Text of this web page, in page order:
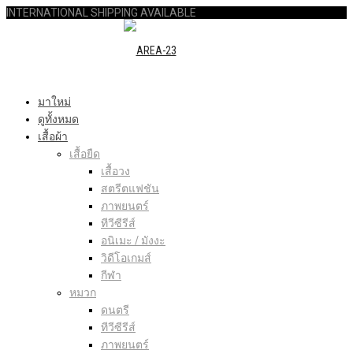
INTERNATIONAL SHIPPING AVAILABLE
มาใหม่
ดูทั้งหมด
เสื้อผ้า
เสื้อยืด
เสื้อวง
สตรีตแฟชัน
ภาพยนตร์
ทีวีซีรีส์
อนิเมะ / มังงะ
วิดีโอเกมส์
กีฬา
หมวก
ดนตรี
ทีวีซีรีส์
ภาพยนตร์